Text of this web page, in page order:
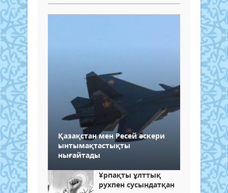
Қазақстан мен Ресей әскери
ынтымақтастықты
нығайтады
Ұрпақты ұлттық
рухпен сусындатқан